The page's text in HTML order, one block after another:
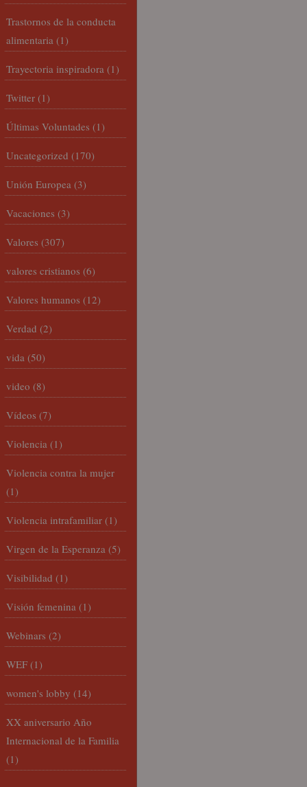
Trastornos de la conducta
alimentaria (1)
Trayectoria inspiradora (1)
Twitter (1)
Últimas Voluntades (1)
Uncategorized (170)
Unión Europea (3)
Vacaciones (3)
Valores (307)
valores cristianos (6)
Valores humanos (12)
Verdad (2)
vida (50)
video (8)
Vídeos (7)
Violencia (1)
Violencia contra la mujer
(1)
Violencia intrafamiliar (1)
Virgen de la Esperanza (5)
Visibilidad (1)
Visión femenina (1)
Webinars (2)
WEF (1)
women's lobby (14)
XX aniversario Año
Internacional de la Familia
(1)